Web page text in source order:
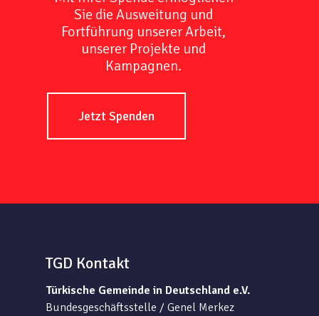
Sie die Ausweitung und
Fortführung unserer Arbeit,
unserer Projekte und
Kampagnen.
Jetzt Spenden
TGD Kontakt
Türkische Gemeinde in Deutschland e.V.
Bundesgeschäftsstelle / Genel Merkez